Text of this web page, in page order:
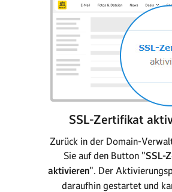
SSL-Zertifikat
Zurück in der Domain-
Sie auf den Button "SSL-
aktivieren". Der
daraufhin gestartet und